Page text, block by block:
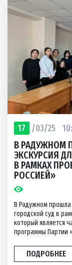
17 /03/25
В РАДУЖНОМ
ЭКСКУРСИЯ
В РАМКАХ
РОССИЕЙ»
В Радужном прошла
городской суд в
который является
программы Партии
ПОДРОБНЕЕ